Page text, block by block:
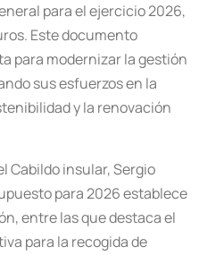
para el ejercicio 2026,
Este documento
para modernizar la gestión
sus esfuerzos en la
y la renovación
Cabildo insular, Sergio
para 2026 establece
entre las que destaca el
para la recogida de